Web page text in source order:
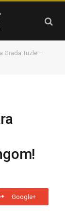
Grada Tuzle –
Google+